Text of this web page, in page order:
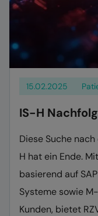
15.02.2025
IS-H
Diese Suche
H hat ein Ende.
basierend auf
Systeme sowie
Kunden, bietet